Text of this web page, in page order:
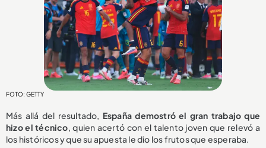
FOTO: GETTY
Más allá del resultado, España demostró el gran trabajo que
hizo el técnico, quien acertó con el talento joven que relevó a
los históricos y que su apuesta le dio los frutos que esperaba.